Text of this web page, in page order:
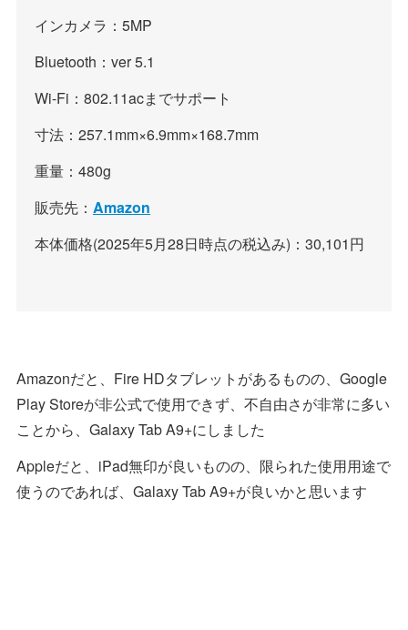
インカメラ：5MP
Bluetooth：ver 5.1
Wi-Fi：802.11acまでサポート
寸法：257.1mm×6.9mm×168.7mm
重量：480g
販売先： Amazon
本体価格(2025年5月28日時点の税込み)：30,101円
Amazonだと、Fire HDタブレットがあるものの、Google
Play Storeが非公式で使用できず、不自由さが非常に多い
ことから、Galaxy Tab A9+にしました
Appleだと、iPad無印が良いものの、限られた使用用途で
使うのであれば、Galaxy Tab A9+が良いかと思います